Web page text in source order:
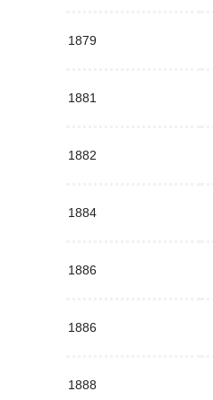
1879
1881
1882
1884
1886
1886
1888